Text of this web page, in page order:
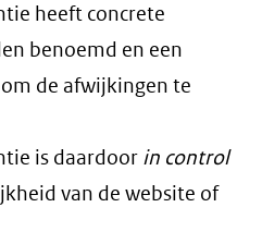
heeft concrete
benoemd en een
de afwijkingen te
is daardoor in control
van de website of